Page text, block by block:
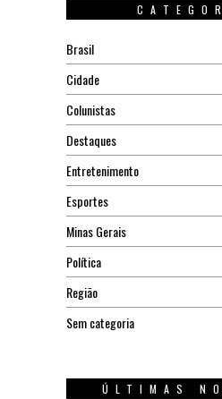
Brasil
Cidade
Colunistas
Destaques
Entretenimento
Esportes
Minas Gerais
Política
Região
Sem categoria
ÚLTIMAS